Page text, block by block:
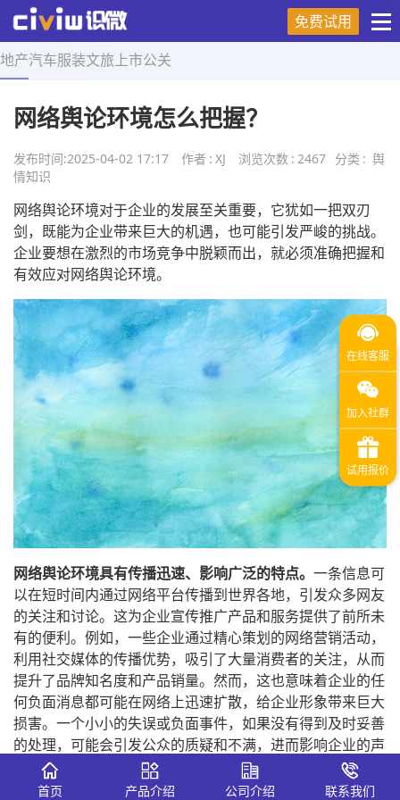
免费试用
地产汽车服装文旅 上市公关
首页 > 舆情知识 > 正文
网络舆论环境怎么把握？
发布时间:2025-04-02 17:17 作者 : XJ 浏览次数 : 2467 分类 : 舆
情知识
网络舆论环境对于企业的发展至关重要，它犹如一把双刃
剑，既能为企业带来巨大的机遇，也可能引发严峻的挑战。
企业要想在激烈的市场竞争中脱颖而出，就必须准确把握和
有效应对网络舆论环境。
网络舆论环境具有传播迅速、影响广泛的特点。 一条信息可
以在短时间内通过网络平台传播到世界各地，引发众多网友
的关注和讨论。这为企业宣传推广产品和服务提供了前所未
有的便利。例如，一些企业通过精心策划的网络营销活动，
利用社交媒体的传播优势，吸引了大量消费者的关注，从而
提升了品牌知名度和产品销量。然而，这也意味着企业的任
何负面消息都可能在网络上迅速扩散，给企业形象带来巨大
损害。一个小小的失误或负面事件，如果没有得到及时妥善
的处理，可能会引发公众的质疑和不满，进而影响企业的声
誉和市场份额。
首页 产品介绍 公司介绍 联系我们